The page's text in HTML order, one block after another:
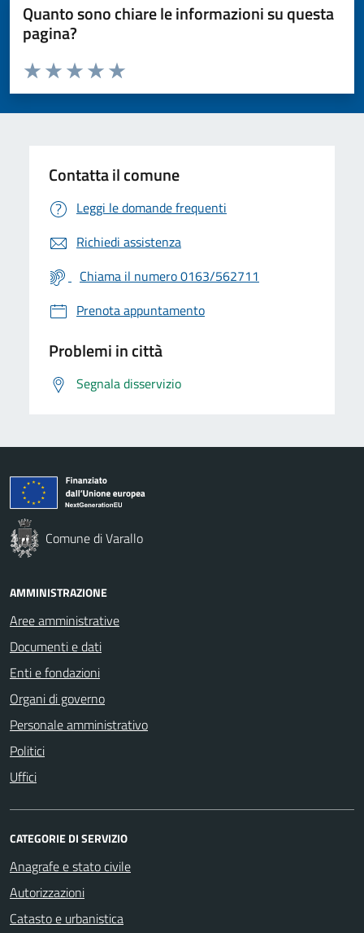
Quanto sono chiare le informazioni su questa
pagina?
Valuta da 1 a 5 stelle la pagina
Valuta 5 stelle su 5
Valuta 4 stelle su 5
Valuta 3 stelle su 5
Valuta 2 stelle su 5
Valuta 1 stelle su 5
Contatta il comune
Leggi le domande frequenti
Richiedi assistenza
Chiama il numero 0163/562711
Prenota appuntamento
Problemi in città
Segnala disservizio
Comune di Varallo
AMMINISTRAZIONE
Aree amministrative
Documenti e dati
Enti e fondazioni
Organi di governo
Personale amministrativo
Politici
Uffici
CATEGORIE DI SERVIZIO
Anagrafe e stato civile
Autorizzazioni
Catasto e urbanistica